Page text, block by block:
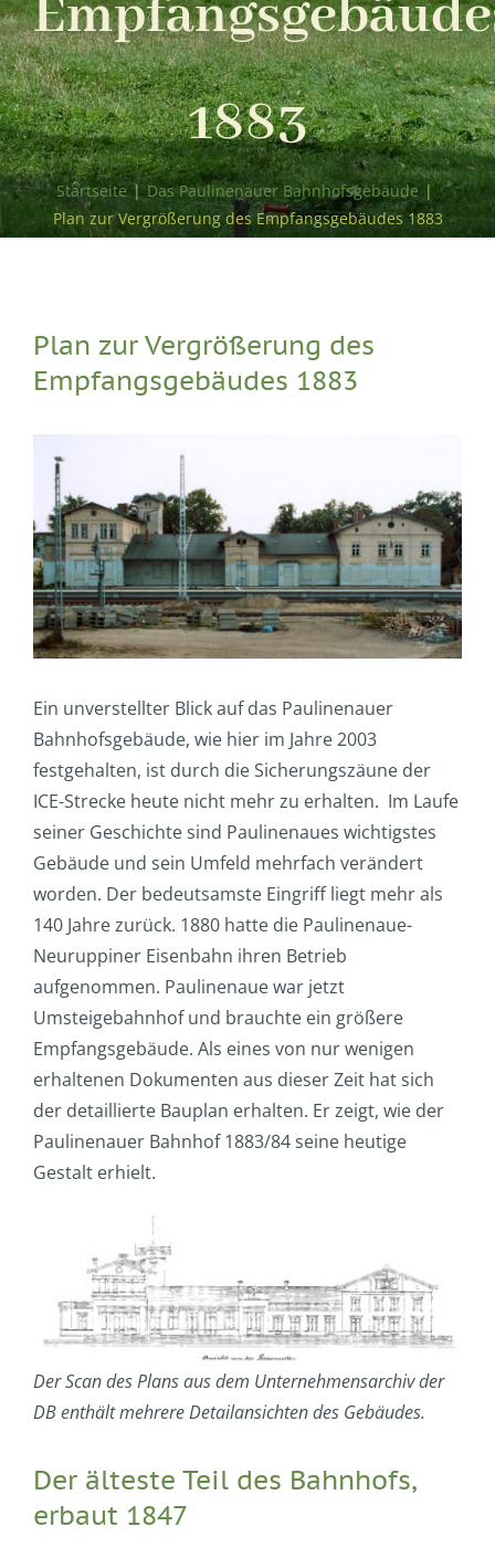
1883
Startseite | Das Paulinenauer Bahnhofsgebäude |
Plan zur Vergrößerung des Empfangsgebäudes 1883
Plan zur Vergrößerung des
Empfangsgebäudes 1883
Ein unverstellter Blick auf das Paulinenauer
Bahnhofsgebäude, wie hier im Jahre 2003
festgehalten, ist durch die Sicherungszäune der
ICE-Strecke heute nicht mehr zu erhalten. Im Laufe
seiner Geschichte sind Paulinenaues wichtigstes
Gebäude und sein Umfeld mehrfach verändert
worden. Der bedeutsamste Eingriff liegt mehr als
140 Jahre zurück. 1880 hatte die Paulinenaue-
Neuruppiner Eisenbahn ihren Betrieb
aufgenommen. Paulinenaue war jetzt
Umsteigebahnhof und brauchte ein größere
Empfangsgebäude. Als eines von nur wenigen
erhaltenen Dokumenten aus dieser Zeit hat sich
der detaillierte Bauplan erhalten. Er zeigt, wie der
Paulinenauer Bahnhof 1883/84 seine heutige
Gestalt erhielt.
Der Scan des Plans aus dem Unternehmensarchiv der
DB enthält mehrere Detailansichten des Gebäudes.
Der älteste Teil des Bahnhofs,
erbaut 1847